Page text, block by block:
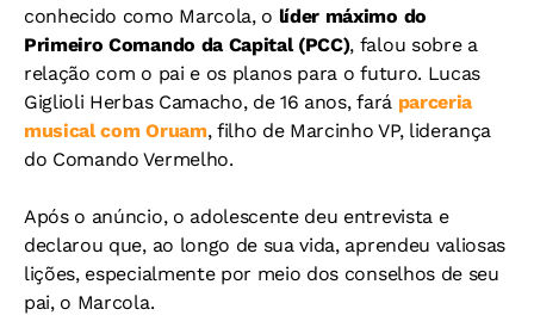
conhecido como Marcola, o líder máximo do
Primeiro Comando da Capital (PCC), falou sobre a
relação com o pai e os planos para o futuro. Lucas
Giglioli Herbas Camacho, de 16 anos, fará parceria
musical com Oruam, filho de Marcinho VP, liderança
do Comando Vermelho.
Após o anúncio, o adolescente deu entrevista e
declarou que, ao longo de sua vida, aprendeu valiosas
lições, especialmente por meio dos conselhos de seu
pai, o Marcola.